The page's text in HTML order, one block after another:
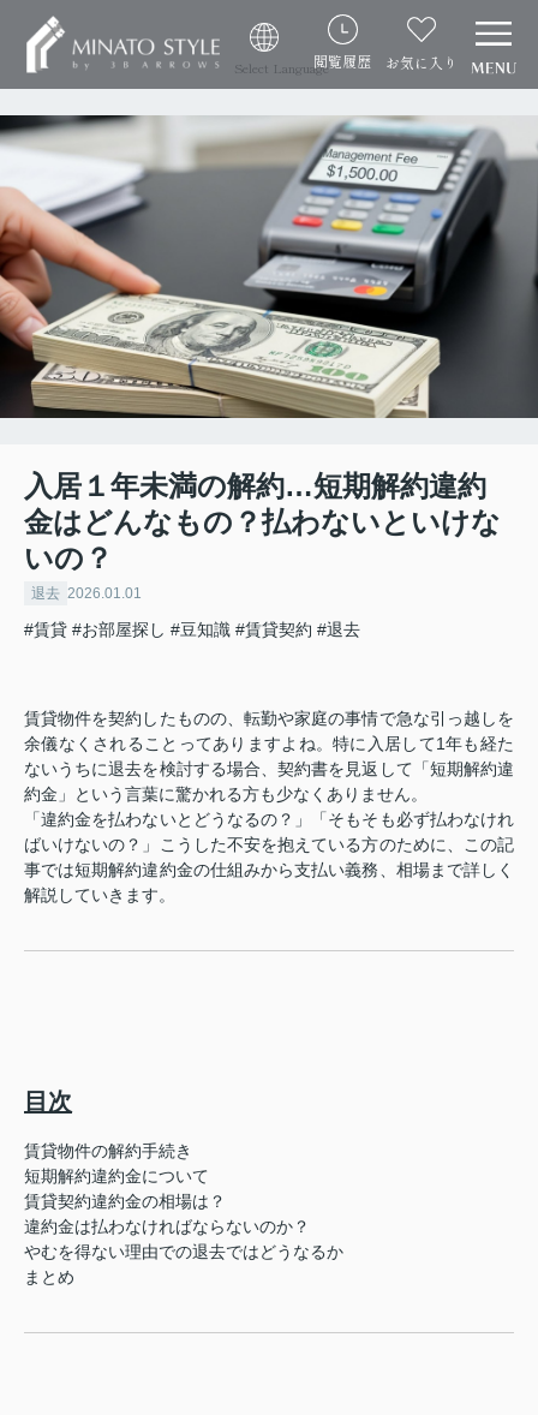
Select Language閲覧履歴 お気に入り
入居１年未満の解約…短期解約違約
金はどんなもの？払わないといけな
いの？
退去 2026.01.01
#賃貸 #お部屋探し #豆知識 #賃貸契約 #退去
賃貸物件を契約したものの、転勤や家庭の事情で急な引っ越しを
余儀なくされることってありますよね。特に入居して1年も経た
ないうちに退去を検討する場合、契約書を見返して「短期解約違
約金」という言葉に驚かれる方も少なくありません。
「違約金を払わないとどうなるの？」「そもそも必ず払わなけれ
ばいけないの？」こうした不安を抱えている方のために、この記
事では短期解約違約金の仕組みから支払い義務、相場まで詳しく
解説していきます。
目次
賃貸物件の解約手続き
短期解約違約金について
賃貸契約違約金の相場は？
違約金は払わなければならないのか？
やむを得ない理由での退去ではどうなるか
まとめ